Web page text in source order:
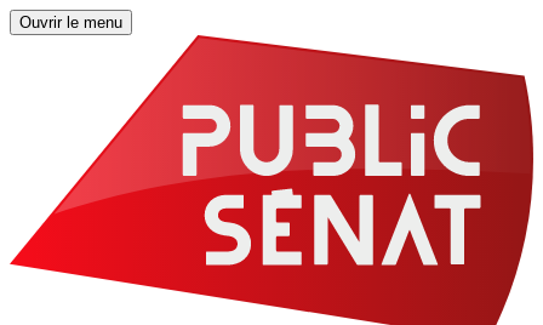
Ouvrir le menu